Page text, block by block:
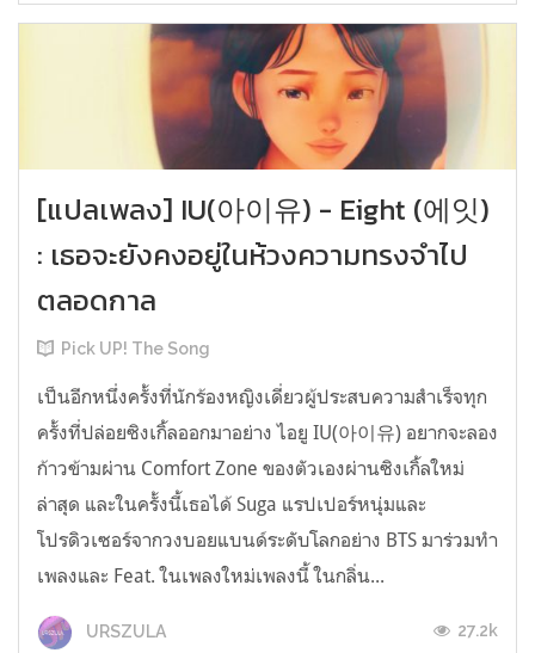
[แปลเพลง] IU(아이유) - Eight (에잇)
: เธอจะยังคงอยู่ในห้วงความทรงจำไป
ตลอดกาล
Pick UP! The Song
เป็นอีกหนึ่งครั้งที่นักร้องหญิงเดี่ยวผู้ประสบความสำเร็จทุก
ครั้งที่ปล่อยซิงเกิ้ลออกมาอย่าง ไอยู IU(아이유) อยากจะลอง
ก้าวข้ามผ่าน Comfort Zone ของตัวเองผ่านซิงเกิ้ลใหม่
ล่าสุด และในครั้งนี้เธอได้ Suga แรปเปอร์หนุ่มและ
โปรดิวเซอร์จากวงบอยแบนด์ระดับโลกอย่าง BTS มาร่วมทำ
เพลงและ Feat. ในเพลงใหม่เพลงนี้ ในกลิ่น...
URSZULA 27.2k